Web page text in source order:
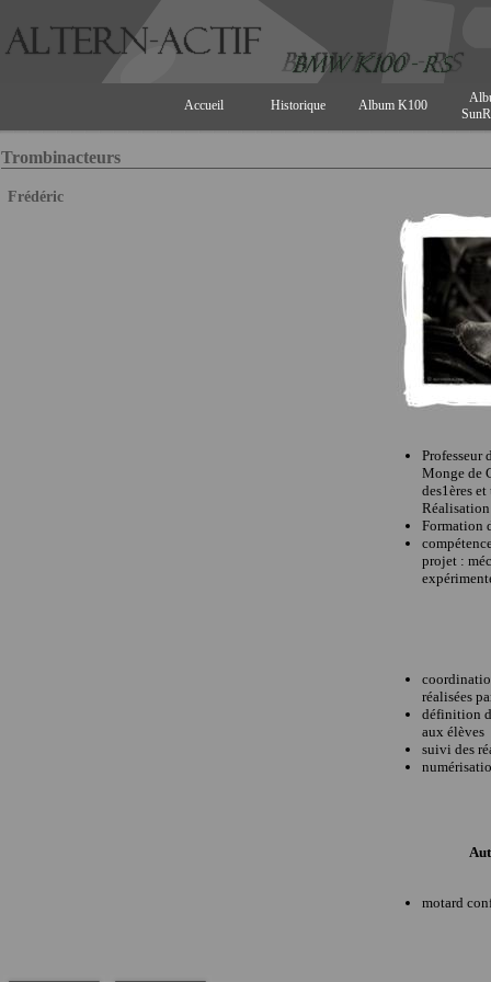
Accueil Historique Album K100
Trombinacteurs
Frédéric
Professeur
Monge de
des1ères
Formation
projet :
réalisées
définition
aux élèves
suivi des
motard